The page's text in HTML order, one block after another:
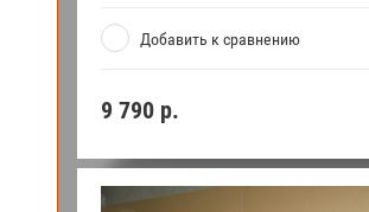
Добавить к сравнению
9 790р.